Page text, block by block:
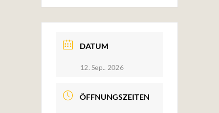
DATUM
12. Sep.. 2026
ÖFFNUNGSZEITEN